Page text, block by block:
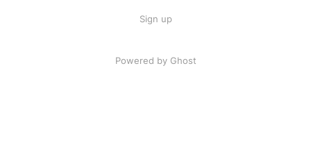
Sign up
Powered by Ghost